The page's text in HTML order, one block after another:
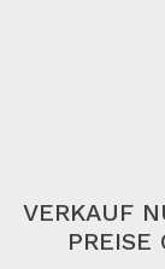
VERKAUF
PREISE